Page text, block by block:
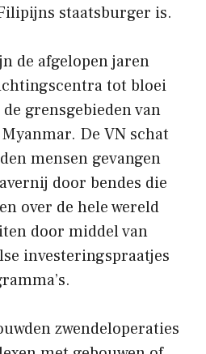
staatsburger is.
de afgelopen jaren
tot bloei
grensgebieden van
De VN schat
mensen gevangen
door bendes die
over de hele wereld
door middel van
investeringspraatjes
zwendeloperaties